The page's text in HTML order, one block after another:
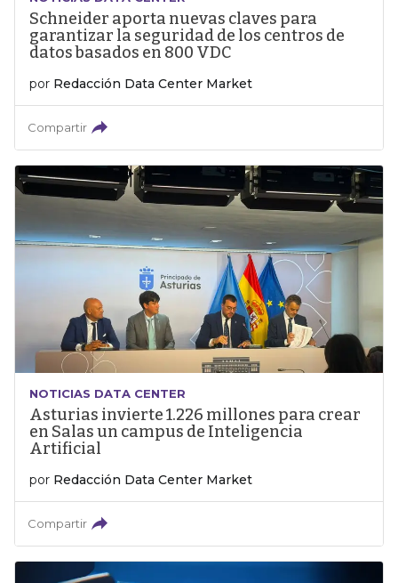
Schneider aporta nuevas claves para
garantizar la seguridad de los centros de
datos basados en 800 VDC
por Redacción Data Center Market
Compartir
NOTICIAS DATA CENTER
Asturias invierte 1.226 millones para crear
en Salas un campus de Inteligencia
Artificial
por Redacción Data Center Market
Compartir